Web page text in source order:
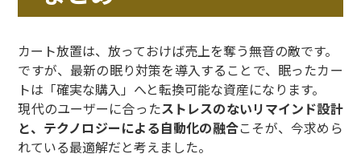
カート放置は、放っておけば売上を奪う無音の敵です。
ですが、最新の眠り対策を導入することで、眠ったカー
トは「確実な購入」へと転換可能な資産になります。
現代のユーザーに合ったストレスのないリマインド設計
と、テクノロジーによる自動化の融合こそが、今求めら
れている最適解だと考えました。